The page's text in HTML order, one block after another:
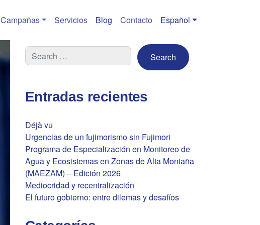
Campañas Servicios Blog Contacto Español
Entradas recientes
Déjà vu
Urgencias de un fujimorismo sin Fujimori
Programa de Especialización en Monitoreo de
Agua y Ecosistemas en Zonas de Alta Montaña
(MAEZAM) – Edición 2026
Mediocridad y recentralización
El futuro gobierno: entre dilemas y desafíos